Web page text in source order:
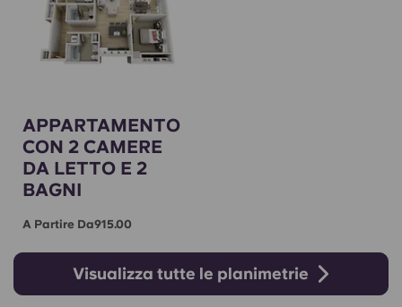
APPARTAMENTO
CON 2 CAMERE
DA LETTO E 2
BAGNI
A Partire Da915.00
Visualizza tutte le planimetrie